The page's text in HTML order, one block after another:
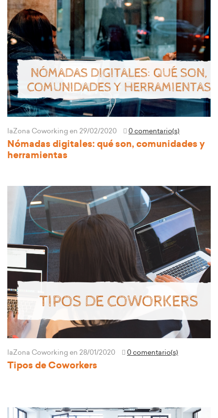
laZona Coworking en 29/02/2020 0 comentario(s)
Nómadas digitales: qué son, comunidades y
herramientas
laZona Coworking en 28/01/2020 0 comentario(s)
Tipos de Coworkers